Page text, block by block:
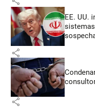
EE. UU.
share
share